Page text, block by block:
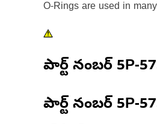
O-Rings are used in
పార్ట్ నంబర్ 5P-
పార్ట్ నంబర్ 5P-